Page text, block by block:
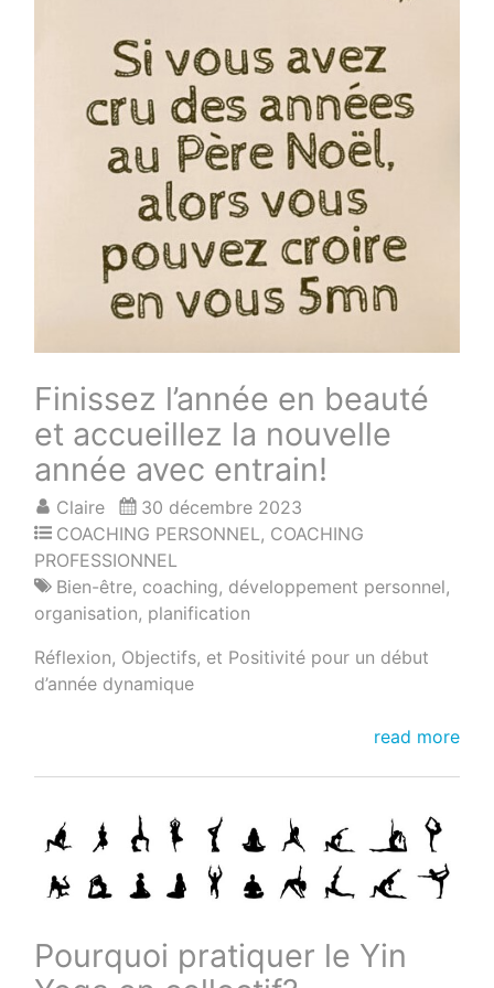
Finissez l’année en beauté
et accueillez la nouvelle
année avec entrain!
Claire
30 décembre 2023
COACHING PERSONNEL, COACHING
PROFESSIONNEL
Bien-être, coaching, développement personnel,
organisation, planification
Réflexion, Objectifs, et Positivité pour un début
d’année dynamique
Finissez
beauté
et
accueillez
la
année
avec
read more
Pourquoi pratiquer le Yin